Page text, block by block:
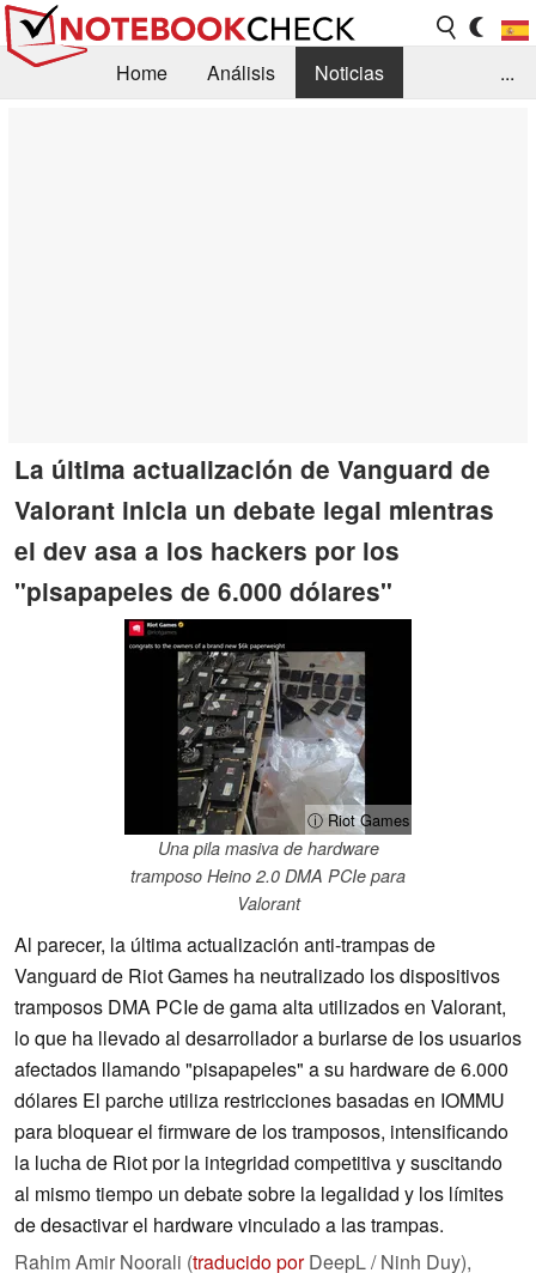
Home Análisis
Noticias
...
La última actualización de Vanguard de
Valorant inicia un debate legal mientras
el dev asa a los hackers por los
"pisapapeles de 6.000 dólares"
ⓘ Riot Games
Una pila masiva de hardware
tramposo Heino 2.0 DMA PCIe para
Valorant
Al parecer, la última actualización anti-trampas de
Vanguard de Riot Games ha neutralizado los dispositivos
tramposos DMA PCIe de gama alta utilizados en Valorant,
lo que ha llevado al desarrollador a burlarse de los usuarios
afectados llamando "pisapapeles" a su hardware de 6.000
dólares El parche utiliza restricciones basadas en IOMMU
para bloquear el firmware de los tramposos, intensificando
la lucha de Riot por la integridad competitiva y suscitando
al mismo tiempo un debate sobre la legalidad y los límites
de desactivar el hardware vinculado a las trampas.
Rahim Amir Noorali (traducido porDeepL / Ninh Duy),